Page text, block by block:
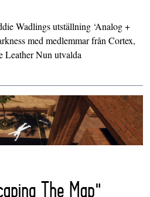
Wadlings utställning ‘Analog +
med medlemmar från Cortex,
Leather Nun utvalda
The Map"